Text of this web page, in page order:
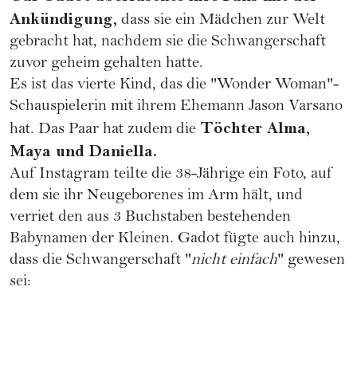
Ankündigung, dass sie ein Mädchen zur Welt
gebracht hat, nachdem sie die Schwangerschaft
zuvor geheim gehalten hatte.
Es ist das vierte Kind, das die "Wonder Woman"-
Schauspielerin mit ihrem Ehemann Jason Varsano
hat. Das Paar hat zudem die Töchter Alma,
Maya und Daniella.
Auf Instagram teilte die 38-Jährige ein Foto, auf
dem sie ihr Neugeborenes im Arm hält, und
verriet den aus 3 Buchstaben bestehenden
Babynamen der Kleinen. Gadot fügte auch hinzu,
dass die Schwangerschaft "nicht einfach" gewesen
sei: